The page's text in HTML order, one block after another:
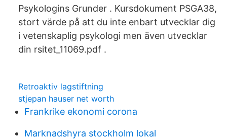
Psykologins Grunder . Kursdokument PSGA38,
stort värde på att du inte enbart utvecklar dig
i vetenskaplig psykologi men även utvecklar
din rsitet_11069.pdf .
Retroaktiv lagstiftning
stjepan hauser net worth
Frankrike ekonomi corona
Marknadshyra stockholm lokal